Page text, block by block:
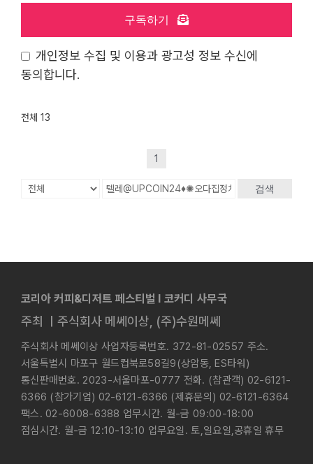
구독하기
개인정보 수집 및 이용과 광고성 정보 수신에
동의합니다.
전체 13
1
검색
코리아 커피&디저트 페스티벌 l 코커디 사무국
주최 ㅣ주식회사 메쎄이상, (주)수원메쎄
주식회사 메쎄이상 사업자등록번호. 372-81-02557 주소.
서울특별시 마포구 월드컵북로58길9(상암동, ES타워)
통신판매번호. 2023-서울마포-0777 전화. (참관객) 02-6121-
6366 (참가기업) 02-6121-6366 (제휴문의) 02-6121-6364
팩스. 02-6008-6388 업무시간. 월-금 09:00-18:00
점심시간. 월-금 12:10-13:10 업무요일. 토,일요일,공휴일 휴무